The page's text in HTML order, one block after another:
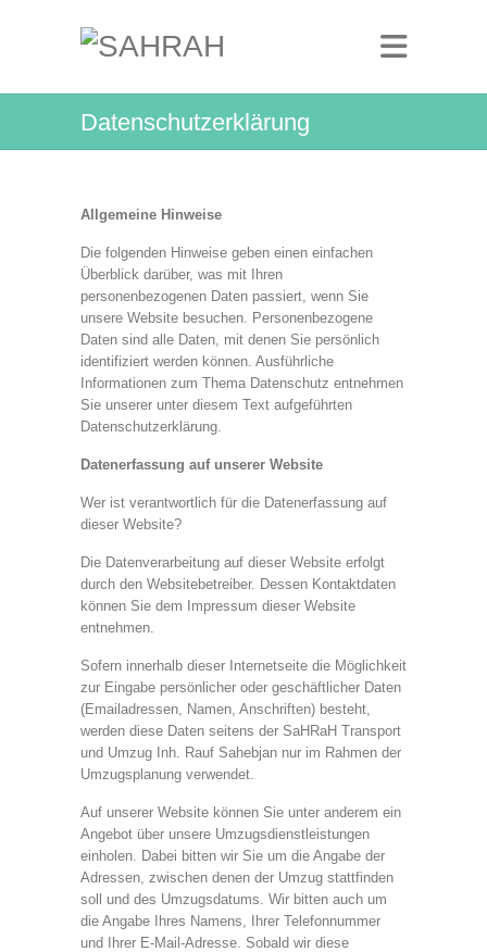
Datenschutzerklärung
Allgemeine Hinweise
Die folgenden Hinweise geben einen einfachen
Überblick darüber, was mit Ihren
personenbezogenen Daten passiert, wenn Sie
unsere Website besuchen. Personenbezogene
Daten sind alle Daten, mit denen Sie persönlich
identifiziert werden können. Ausführliche
Informationen zum Thema Datenschutz entnehmen
Sie unserer unter diesem Text aufgeführten
Datenschutzerklärung.
Datenerfassung auf unserer Website
Wer ist verantwortlich für die Datenerfassung auf
dieser Website?
Die Datenverarbeitung auf dieser Website erfolgt
durch den Websitebetreiber. Dessen Kontaktdaten
können Sie dem Impressum dieser Website
entnehmen.
Sofern innerhalb dieser Internetseite die Möglichkeit
zur Eingabe persönlicher oder geschäftlicher Daten
(Emailadressen, Namen, Anschriften) besteht,
werden diese Daten seitens der SaHRaH Transport
und Umzug Inh. Rauf Sahebjan nur im Rahmen der
Umzugsplanung verwendet.
Auf unserer Website können Sie unter anderem ein
Angebot über unsere Umzugsdienstleistungen
einholen. Dabei bitten wir Sie um die Angabe der
Adressen, zwischen denen der Umzug stattfinden
soll und des Umzugsdatums. Wir bitten auch um
die Angabe Ihres Namens, Ihrer Telefonnummer
und Ihrer E-Mail-Adresse. Sobald wir diese